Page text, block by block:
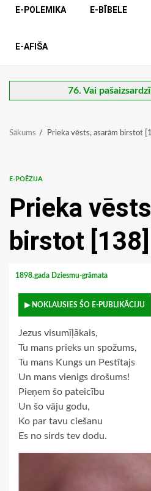
E-POLEMIKA E-BĪBELE
E-AFIŠA
76. Vai
Sākums Prieka vēsts, asarām birstot
E-POĒZIJA
Prieka
birstot [138]
1898.gada Dziesmu-grāmata
▶ NOKLAUSIES ŠO E-PUBLIKĀCIJU
Jezus visumīļākais,
Tu mans prieks un spožums,
Tu mans Kungs un Pestītajs
Un mans vienigs drošums!
Pieņem šo pateicību
Un šo vāju godu,
Ko par tavu ciešanu
Es no sirds tev dodu.